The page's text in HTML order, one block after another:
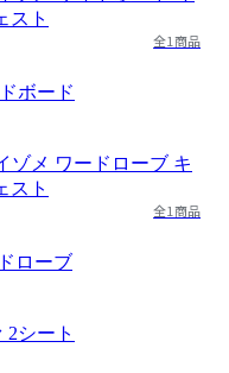
全1商品
ボード
全1商品
ローブ